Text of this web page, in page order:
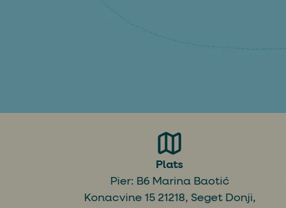
Plats
Pier: B6 Marina Baotić
Konacvine 15 21218, Seget Donji,